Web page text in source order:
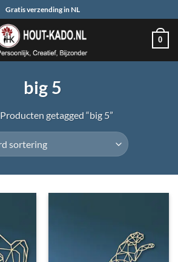
Gratis verzending in NL
0
big 5
Producten getagged “big 5”